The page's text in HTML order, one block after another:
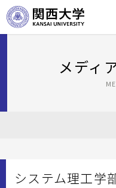
メディ
システム理工学